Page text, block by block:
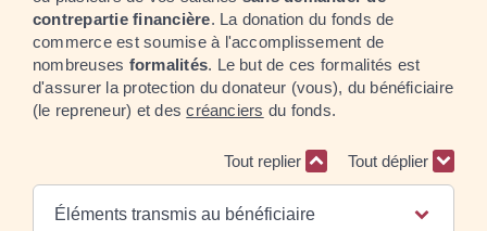
contrepartie financière. La donation du fonds de
commerce est soumise à l'accomplissement de
nombreuses formalités. Le but de ces formalités est
d'assurer la protection du donateur (vous), du bénéficiaire
(le repreneur) et descréanciers du fonds.
Tout replier Tout déplier
Éléments transmis au bénéficiaire